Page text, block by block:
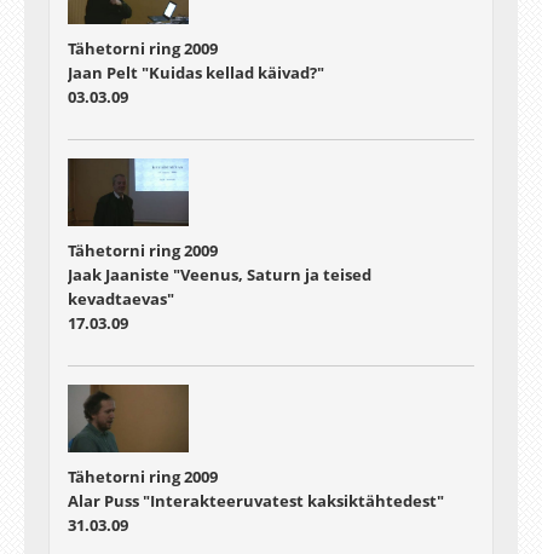
Tähetorni ring 2009
Jaan Pelt "Kuidas kellad käivad?"
03.03.09
Tähetorni ring 2009
Jaak Jaaniste "Veenus, Saturn ja teised
kevadtaevas"
17.03.09
Tähetorni ring 2009
Alar Puss "Interakteeruvatest kaksiktähtedest"
31.03.09